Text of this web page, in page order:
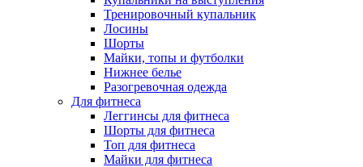
Тренировочный купальник
Лосины
Шорты
Майки, топы и футболки
Нижнее белье
Разогревочная одежда
Для фитнеса
Леггинсы для фитнеса
Шорты для фитнеса
Топ для фитнеса
Майки для фитнеса